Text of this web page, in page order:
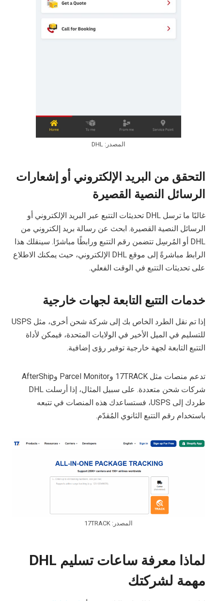
المصدر: DHL
التحقق من البريد الإلكتروني أو إشعارات
الرسائل النصية القصيرة
غالبًا ما ترسل DHL تحديثات التتبع عبر البريد الإلكتروني أو
الرسائل النصية القصيرة. ابحث عن رسالة بريد إلكتروني من
DHL أو المُرسِل تتضمن رقم التتبع ورابطًا مباشرًا. سينقلك هذا
الرابط مباشرةً إلى موقع DHL الإلكتروني، حيث يمكنك الاطلاع
على تحديثات التتبع في الوقت الفعلي.
خدمات التتبع التابعة لجهات خارجية
إذا تم نقل الطرد الخاص بك إلى شركة شحن أخرى، مثل USPS
للتسليم في الميل الأخير في الولايات المتحدة، فيمكن لأداة
التتبع التابعة لجهة خارجية توفير رؤى إضافية.
تدعم منصات مثل 17TRACK وParcel Monitor وAfterShip
شركات شحن متعددة. على سبيل المثال، إذا أرسلت DHL
طردك إلى USPS، فستساعدك هذه المنصات في تتبعه
باستخدام رقم التتبع الثانوي المُقدّم.
المصدر: 17TRACK
لماذا معرفة ساعات تسليم DHL
مهمة لشركتك